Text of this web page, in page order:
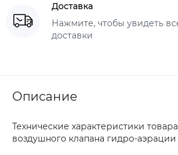
Доставка
Нажмите, чтобы увидеть
доставки
Описание
Технические характеристики
воздушного клапана гидро-аэрации